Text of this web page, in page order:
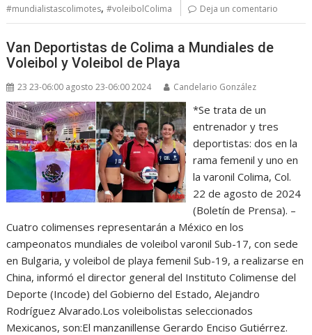
#mundialistascolimotes,#voleibolColima Deja un comentario
Van Deportistas de Colima a Mundiales de
Voleibol y Voleibol de Playa
23 23-06:00 agosto 23-06:00 2024 Candelario González
*Se trata de un
entrenador y tres
deportistas: dos en la
rama femenil y uno en
la varonil Colima, Col.
22 de agosto de 2024
(Boletín de Prensa). –
Cuatro colimenses representarán a México en los
campeonatos mundiales de voleibol varonil Sub-17, con sede
en Bulgaria, y voleibol de playa femenil Sub-19, a realizarse en
China, informó el director general del Instituto Colimense del
Deporte (Incode) del Gobierno del Estado, Alejandro
Rodríguez Alvarado.Los voleibolistas seleccionados
Mexicanos, son:El manzanillense Gerardo Enciso Gutiérrez.